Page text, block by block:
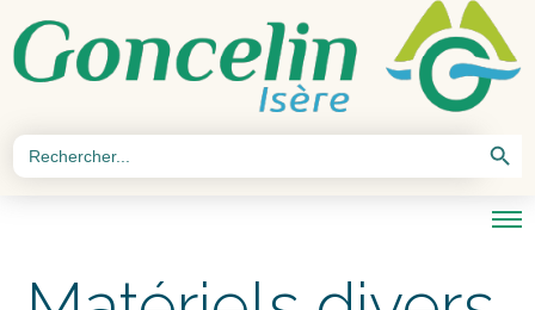
Search
for:
Search Button